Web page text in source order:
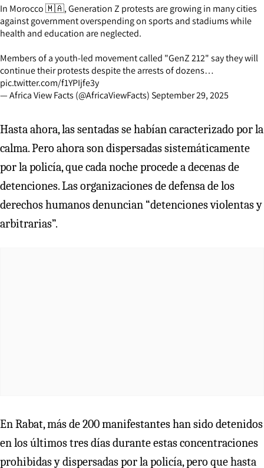
In Morocco 🇲🇦, Generation Z protests are growing in many cities
against government overspending on sports and stadiums while
health and education are neglected.
Members of a youth-led movement called "GenZ 212" say they will
continue their protests despite the arrests of dozens…
pic.twitter.com/f1YPIjfe3y
— Africa View Facts (@AfricaViewFacts)September 29, 2025
Hasta ahora, las sentadas se habían caracterizado por la
calma. Pero ahora son dispersadas sistemáticamente
por la policía, que cada noche procede a decenas de
detenciones. Las organizaciones de defensa de los
derechos humanos denuncian “detenciones violentas y
arbitrarias”.
En Rabat, más de 200 manifestantes han sido detenidos
en los últimos tres días durante estas concentraciones
prohibidas y dispersadas por la policía, pero que hasta